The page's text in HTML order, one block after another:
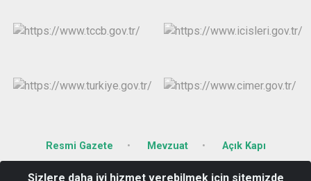
Resmi Gazete Mevzuat Açık Kapı
Sizlere daha iyi hizmet verebilmek için sitemizde